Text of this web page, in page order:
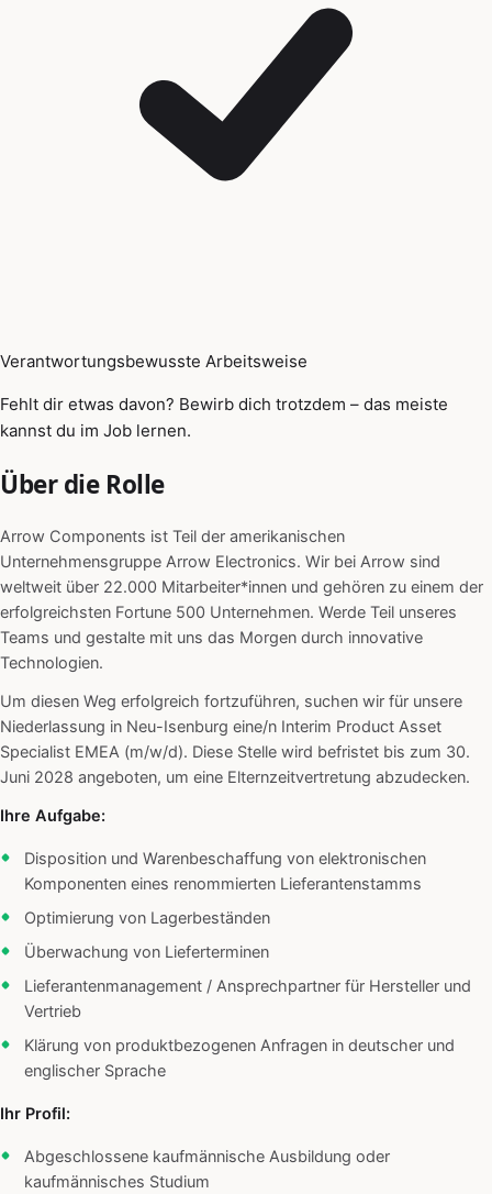
Verantwortungsbewusste Arbeitsweise
Fehlt dir etwas davon? Bewirb dich trotzdem – das meiste
kannst du im Job lernen.
Über die Rolle
Arrow Components ist Teil der amerikanischen
Unternehmensgruppe Arrow Electronics. Wir bei Arrow sind
weltweit über 22.000 Mitarbeiter*innen und gehören zu einem der
erfolgreichsten Fortune 500 Unternehmen. Werde Teil unseres
Teams und gestalte mit uns das Morgen durch innovative
Technologien.
Um diesen Weg erfolgreich fortzuführen, suchen wir für unsere
Niederlassung in Neu-Isenburg eine/n Interim Product Asset
Specialist EMEA (m/w/d). Diese Stelle wird befristet bis zum 30.
Juni 2028 angeboten, um eine Elternzeitvertretung abzudecken.
Ihre Aufgabe:
Disposition und Warenbeschaffung von elektronischen
Komponenten eines renommierten Lieferantenstamms
Optimierung von Lagerbeständen
Überwachung von Lieferterminen
Lieferantenmanagement / Ansprechpartner für Hersteller und
Vertrieb
Klärung von produktbezogenen Anfragen in deutscher und
englischer Sprache
Ihr Profil:
Abgeschlossene kaufmännische Ausbildung oder
kaufmännisches Studium